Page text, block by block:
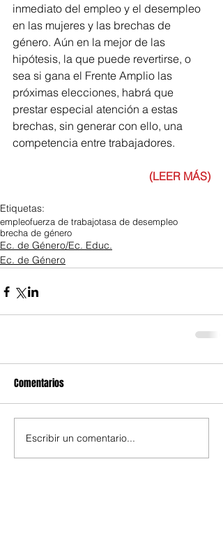
inmediato del empleo y el desempleo
en las mujeres y las brechas de
género. Aún en la mejor de las
hipótesis, la que puede revertirse, o
sea si gana el Frente Amplio las
próximas elecciones, habrá que
prestar especial atención a estas
brechas, sin generar con ello, una
competencia entre trabajadores.
(LEER MÁS)
Etiquetas:
empleofuerza de trabajotasa de desempleo
brecha de género
Ec. de Género/Ec. Educ.
Ec. de Género
Comentarios
Escribir un comentario...